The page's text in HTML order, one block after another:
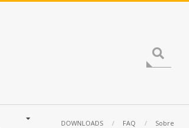
DOWNLOADS FAQ
Sobre